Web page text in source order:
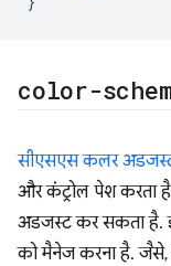
color-
सीएसएस कलर
और कंट्रोल पेश करता
अडजस्ट कर सकता है.
को मैनेज करना है. जैसे,